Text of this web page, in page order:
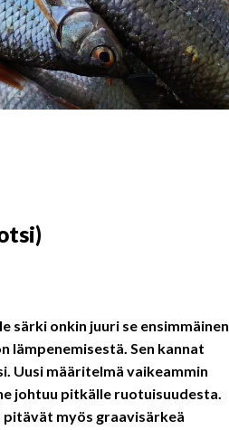
särki onkin juuri se ensimmäinen
lämpenemisestä. Sen kannat
Uusi määritelmä vaikeammin
johtuu pitkälle ruotuisuudesta.
pitävät myös graavisärkeä